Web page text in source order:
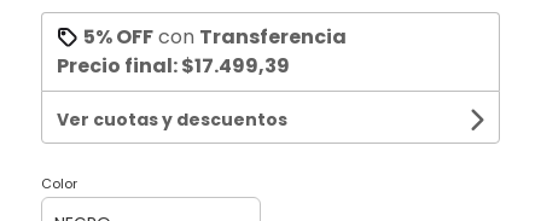
5% OFFcon Transferencia
Precio final:$17.499,39
Ver cuotas y descuentos
Color